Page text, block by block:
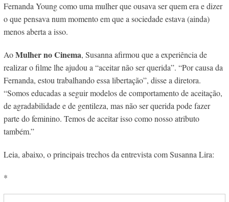
Fernanda Young como uma mulher que ousava ser quem era e dizer
o que pensava num momento em que a sociedade estava (ainda)
menos aberta a isso.
AoMulher no Cinema, Susanna afirmou que a experiência de
realizar o filme lhe ajudou a “aceitar não ser querida”. “Por causa da
Fernanda, estou trabalhando essa libertação”, disse a diretora.
“Somos educadas a seguir modelos de comportamento de aceitação,
de agradabilidade e de gentileza, mas não ser querida pode fazer
parte do feminino. Temos de aceitar isso como nosso atributo
também.”
Leia, abaixo, o principais trechos da entrevista com Susanna Lira:
*